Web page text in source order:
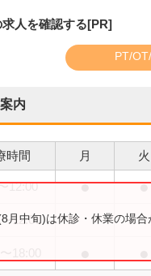
人を確認する[PR]
PT/
内
時間 月 火
12:00 ● ●
〜12:00
月中旬)は休診・休業の場